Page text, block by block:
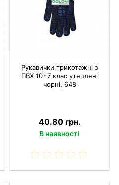
Рукавички трикотажні з
ПВХ 10+7 клас утеплені
чорні, 648
40.80 грн.
В наявності